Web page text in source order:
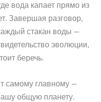
вода капает прямо из
Завершая разговор,
стакан воды —
эволюции,
беречь.
самому главному —
общую планету.